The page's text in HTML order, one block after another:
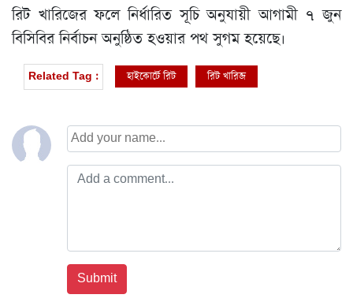
রিট খারিজের ফলে নির্ধারিত সূচি অনুযায়ী আগামী ৭ জুন
বিসিবির নির্বাচন অনুষ্ঠিত হওয়ার পথ সুগম হয়েছে।
Related Tag : হাইকোর্টে রিট রিট খারিজ